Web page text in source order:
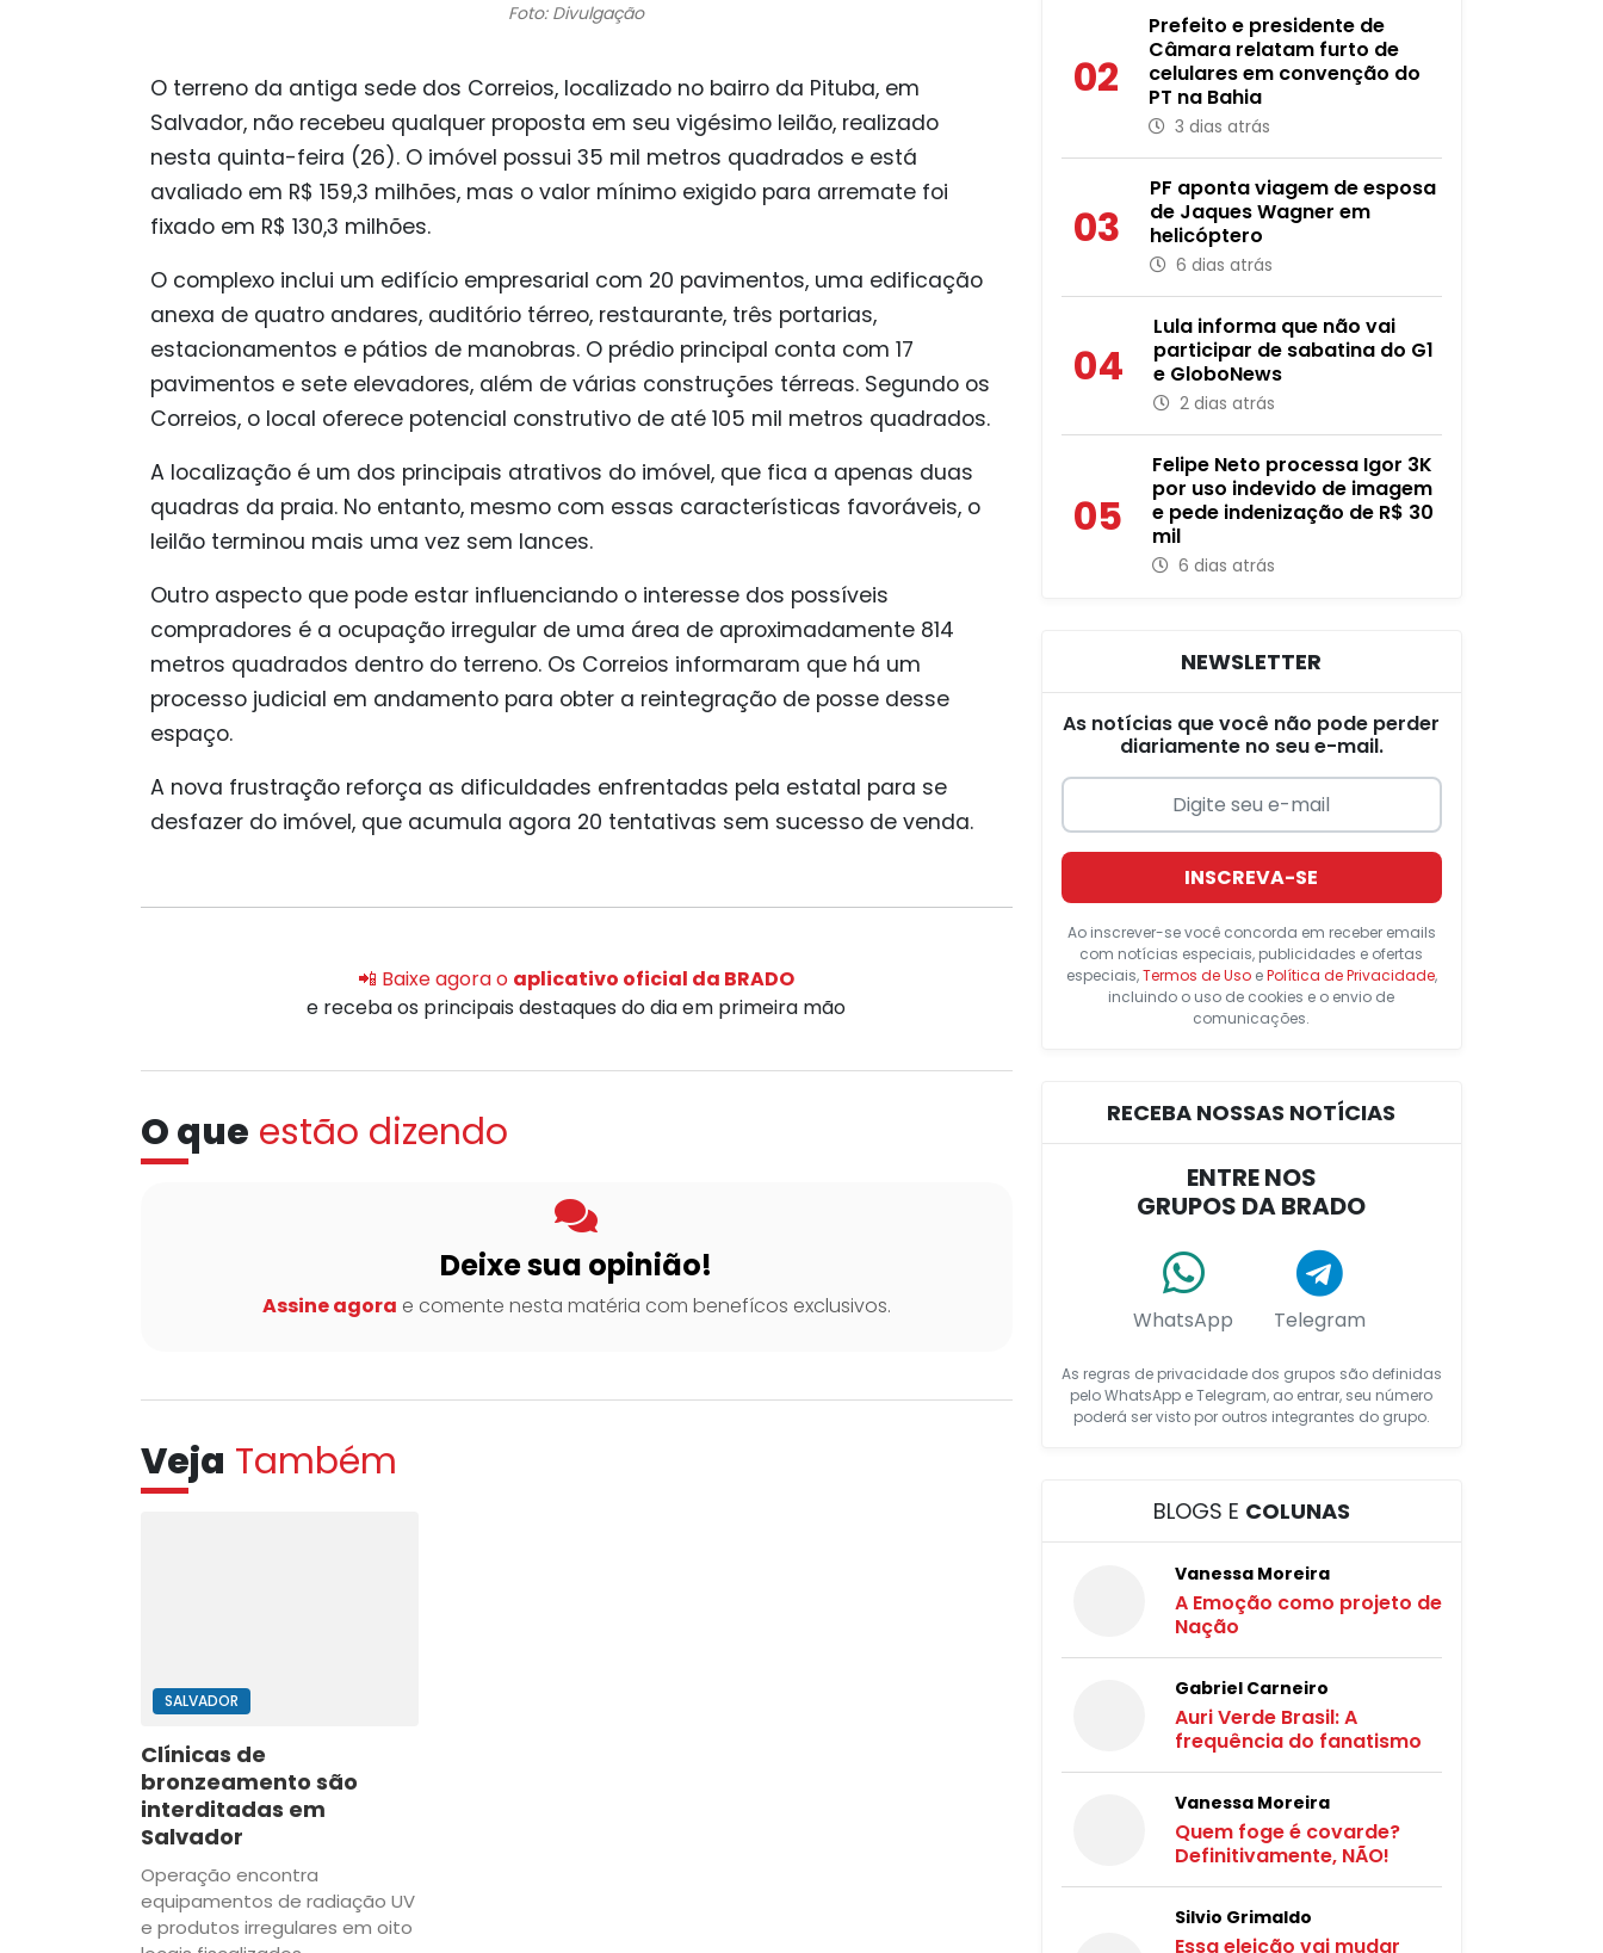
Foto: Divulgação
O terreno da antiga sede dos Correios, localizado no bairro da Pituba, em
Salvador, não recebeu qualquer proposta em seu vigésimo leilão, realizado
nesta quinta-feira (26). O imóvel possui 35 mil metros quadrados e está
avaliado em R$ 159,3 milhões, mas o valor mínimo exigido para arremate foi
fixado em R$ 130,3 milhões.
O complexo inclui um edifício empresarial com 20 pavimentos, uma edificação
anexa de quatro andares, auditório térreo, restaurante, três portarias,
estacionamentos e pátios de manobras. O prédio principal conta com 17
pavimentos e sete elevadores, além de várias construções térreas. Segundo os
Correios, o local oferece potencial construtivo de até 105 mil metros quadrados.
A localização é um dos principais atrativos do imóvel, que fica a apenas duas
quadras da praia. No entanto, mesmo com essas características favoráveis, o
leilão terminou mais uma vez sem lances.
Outro aspecto que pode estar influenciando o interesse dos possíveis
compradores é a ocupação irregular de uma área de aproximadamente 814
metros quadrados dentro do terreno. Os Correios informaram que há um
processo judicial em andamento para obter a reintegração de posse desse
espaço.
A nova frustração reforça as dificuldades enfrentadas pela estatal para se
desfazer do imóvel, que acumula agora 20 tentativas sem sucesso de venda.
📲 Baixe agora o aplicativo oficial da BRADO
e receba os principais destaques do dia em primeira mão
O que estão dizendo
Deixe sua opinião!
Assine agora e comente nesta matéria com benefícos exclusivos.
Veja Também
SALVADOR
Clínicas de
bronzeamento são
interditadas em
Salvador
Operação encontra
equipamentos de radiação UV
e produtos irregulares em oito
02
Prefeito e presidente de
Câmara relatam furto de
celulares em convenção do
PT na Bahia
3 dias atrás
03
PF aponta viagem de esposa
de Jaques Wagner em
helicóptero
6 dias atrás
04
Lula informa que não vai
participar de sabatina do G1
e GloboNews
2 dias atrás
05
Felipe Neto processa Igor 3K
por uso indevido de imagem
e pede indenização de R$ 30
mil
6 dias atrás
NEWSLETTER
As notícias que você não pode perder
diariamente no seu e-mail.
INSCREVA-SE
Ao inscrever-se você concorda em receber emails
com notícias especiais, publicidades e ofertas
especiais,Termos de UsoePolítica de Privacidade,
incluindo o uso de cookies e o envio de
comunicações.
RECEBA NOSSAS NOTÍCIAS
ENTRE NOS
GRUPOS DA BRADO
WhatsApp Telegram
As regras de privacidade dos grupos são definidas
pelo WhatsApp e Telegram, ao entrar, seu número
poderá ser visto por outros integrantes do grupo.
BLOGS E COLUNAS
Vanessa Moreira
A Emoção como projeto de
Nação
Gabriel Carneiro
Auri Verde Brasil: A
frequência do fanatismo
Vanessa Moreira
Quem foge é covarde?
Definitivamente, NÃO!
Silvio Grimaldo
Essa eleição vai mudar